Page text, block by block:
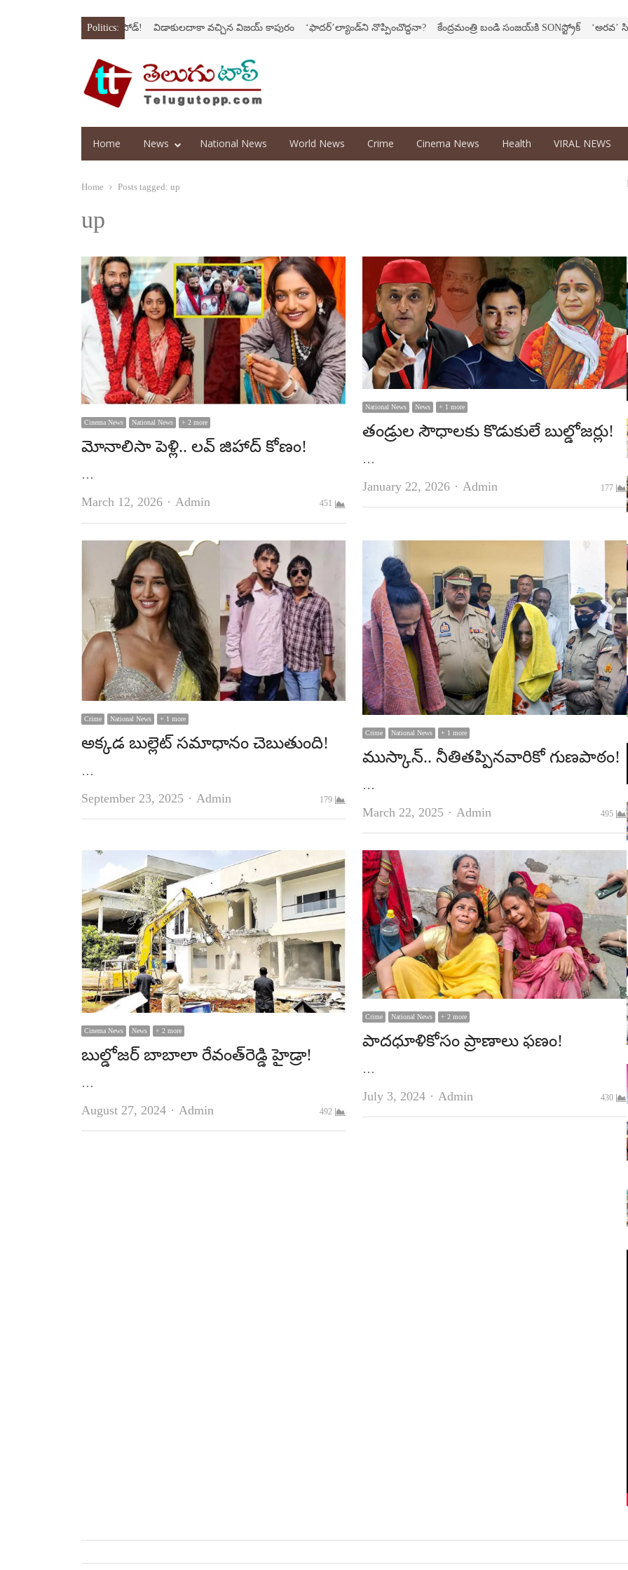
Politics:
‘అర‌వ’ సిరీస్‌లో కొత్త ఎపిసోడ్‌! విడాకులదాకా వచ్చిన విజయ్‌ కాపురం ‘ఫాదర్‌’ల్యాండ్‌ని నొప్పించొద్దనా? కేంద్ర‌మంత్రి బండి సంజ‌య్‌కి SONస్ట్రోక్‌ ‘అర‌వ’ సిరీస్‌లో
Home News National News World News Crime Cinema News Health VIRAL NEWS
Home Posts tagged: up
up
Cinema News National News + 2 more
మోనాలిసా పెళ్లి.. లవ్ జిహాద్ కోణం!
…
March 12, 2026
Author
Admin 451
National News News + 1 more
తండ్రుల సౌధాలకు కొడుకులే బుల్డోజర్లు!
…
January 22, 2026
Author
Admin 177
Crime National News + 1 more
అక్కడ బుల్లెట్‌ సమాధానం చెబుతుంది!
…
September 23, 2025
Author
Admin 179
Crime National News + 1 more
ముస్కాన్‌.. నీతితప్పినవారికో గుణపాఠం!
…
March 22, 2025
Author
Admin 495
Cinema News News + 2 more
బుల్డోజర్‌ బాబాలా రేవంత్‌రెడ్డి హైడ్రా!
…
August 27, 2024
Author
Admin 492
Crime National News + 2 more
పాదధూళికోసం ప్రాణాలు ఫణం!
…
July 3, 2024
Author
Admin 430